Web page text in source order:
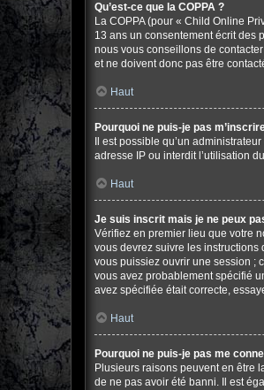
Qu’est-ce que la COPPA ?
La COPPA (pour « Child Online
13 ans un consentement écrit des
nous vous conseillons de
et ne doivent donc pas être
Haut
Pourquoi ne puis-je pas
Il est possible qu’un
adresse IP ou interdit l’utilisation
Haut
Je suis inscrit mais je ne peux
Vérifiez en premier lieu que votre
vous devrez suivre les
vous puissiez ouvrir une session ;
vous avez probablement spécifié
avez spécifiée était correcte,
Haut
Pourquoi ne puis-je pas me
Plusieurs raisons peuvent en être
de ne pas avoir été banni. Il est